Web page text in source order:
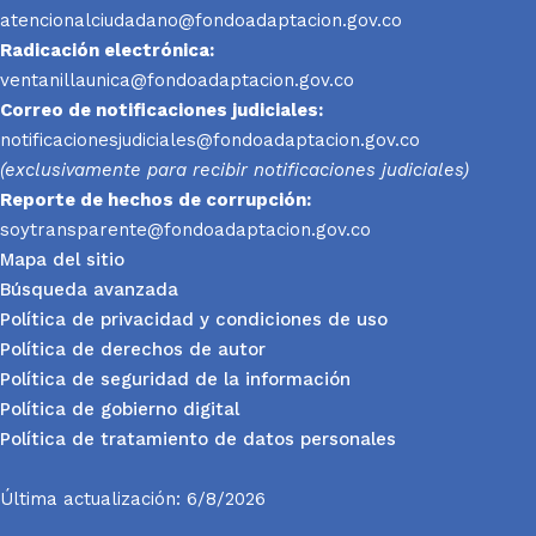
atencionalciudadano@fondoadaptacion.gov.co
Radicación electrónica:
ventanillaunica@fondoadaptacion.gov.co
Correo de notificaciones judiciales:
notificacionesjudiciales@fondoadaptacion.gov.co
(exclusivamente para recibir notificaciones judiciales)
Reporte de hechos de corrupción:
soytransparente@fondoadaptacion.gov.co
Mapa del sitio
Búsqueda avanzada
Política de privacidad y condiciones de uso
Política de derechos de autor
Política de seguridad de la información
Política de gobierno digital
Política de tratamiento de datos personales
Última actualización: 6/8/2026